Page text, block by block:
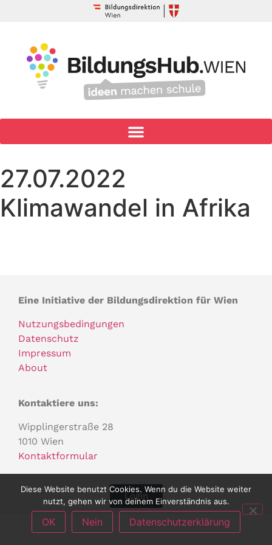
27.07.2022
Klimawandel in Afrika
Eine Initiative der Bildungsdirektion für Wien
Nutzungsbedingungen
Datenschutz
Impressum
About
Kontaktiere uns:
Wipplingerstraße 28
1010 Wien
Kontaktformular
Login
Diese Website benutzt Cookies. Wenn du die Website weiter
nutzt, gehen wir von deinem Einverständnis aus.
OK Nein Datenschutzerklärung